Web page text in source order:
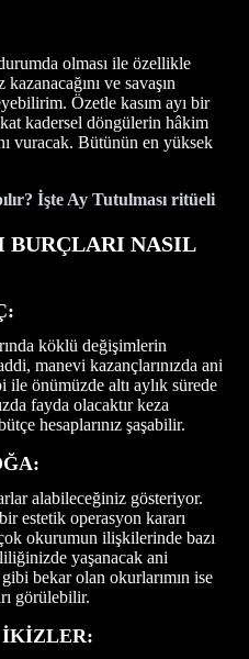
olması ile özellikle
ve savaşın
Özetle kasım ayı bir
kadersel döngülerin hâkim
vuracak. Bütünün en yüksek
İşte Ay Tutulması ritüeli
BURÇLARI NASIL
köklü değişimlerin
manevi kazançlarınızda ani
ile önümüzde altı aylık sürede
fayda olacaktır keza
hesaplarınız şaşabilir.
alabileceğiniz gösteriyor.
estetik operasyon kararı
okurumun ilişkilerinde bazı
yaşanacak ani
bekar olan okurlarımın ise
görülebilir.
İKİZLER: